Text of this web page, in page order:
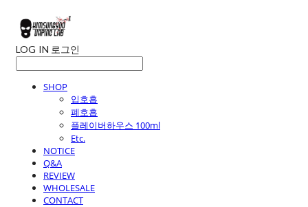
LOG IN 로그인
SHOP
입호흡
폐호흡
플레이버하우스 100ml
Etc.
NOTICE
Q&A
REVIEW
WHOLESALE
CONTACT